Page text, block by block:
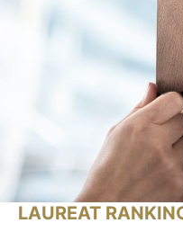
LAUREAT